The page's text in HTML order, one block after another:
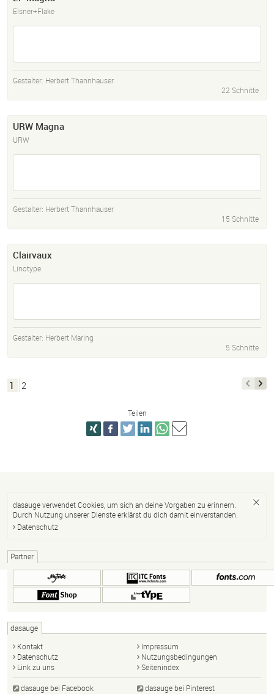
Elsner+Flake
Gestalter: Herbert Thannhauser
22 Schnitte
URW Magna
URW
Gestalter: Herbert Thannhauser
15 Schnitte
Clairvaux
Linotype
Gestalter: Herbert Maring
5 Schnitte
1 2
Teilen
dasauge verwendet Cookies, um sich an deine Vorgaben zu erinnern.
Durch Nutzung unserer Dienste erklärst du dich damit einverstanden.
Datenschutz
Partner
dasauge
Kontakt
Impressum
Datenschutz
Nutzungsbedingungen
Link zu uns
Seitenindex
dasauge bei Facebook dasauge bei Pinterest